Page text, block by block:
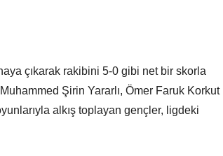
çıkarak rakibini 5-0 gibi net bir skorla
Şirin Yararlı, Ömer Faruk Korkut
alkış toplayan gençler, ligdeki